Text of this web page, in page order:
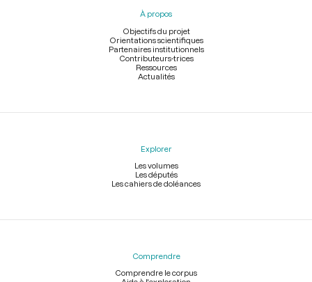
À propos
Objectifs du projet
Orientations scientifiques
Partenaires institutionnels
Contributeurs-trices
Ressources
Actualités
Explorer
Les volumes
Les députés
Les cahiers de doléances
Comprendre
Comprendre le corpus